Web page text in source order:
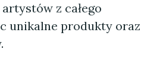
z całego
unikalne produkty oraz